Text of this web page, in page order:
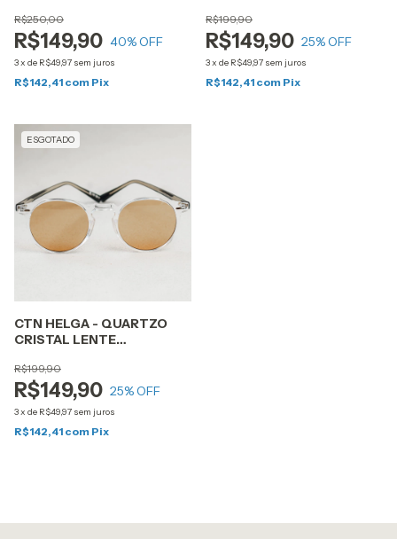
R$149,90
R$250,00
40% OFF
3x de R$49,97 sem juros
R$142,41 com Pix
R$149,90
R$199,90
25% OFF
3x de R$49,97 sem juros
R$142,41 com Pix
ESGOTADO
CTN HELGA - QUARTZO
CRISTAL LENTE
R$149,90
R$199,90
25% OFF
3x de R$49,97 sem juros
R$142,41 com Pix